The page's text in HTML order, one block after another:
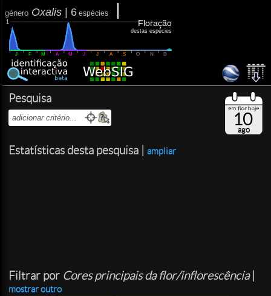
género Oxalis 6 espécies
1
J F M A M J J A S O N D
Floração
destas espécies
Pesquisa
Estatísticas desta pesquisa | ampliar
Filtrar por Cores principais da flor/inflorescência|
mostrar outro
10
ago